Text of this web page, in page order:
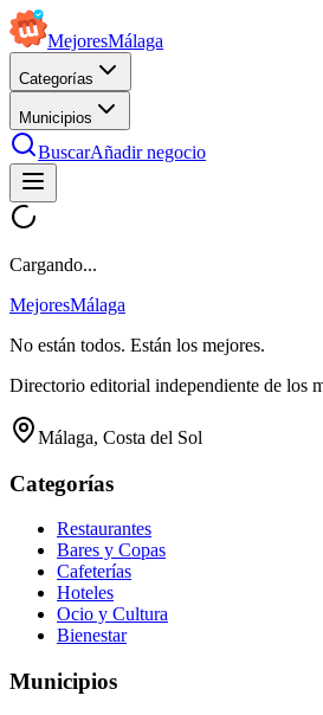
MejoresMálaga
Categorías
Municipios
BuscarAñadir negocio
Cargando...
MejoresMálaga
No están todos. Están los mejores.
Directorio editorial independiente de los
Málaga, Costa del Sol
Categorías
Restaurantes
Bares y Copas
Cafeterías
Hoteles
Ocio y Cultura
Bienestar
Municipios